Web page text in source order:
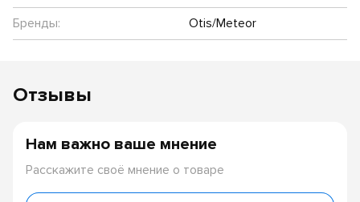
Бренды:
Otis/Meteor
Отзывы
Нам важно ваше мнение
Расскажите своё мнение о товаре